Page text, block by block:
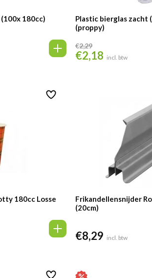
180cc)
Plastic bierglas zacht
(proppy)
€2,29
Oorspronkelijke
€2,18 Huidige
incl. btw
180cc Losse
Frikandellensnijder
(20cm)
€8,29 incl. btw